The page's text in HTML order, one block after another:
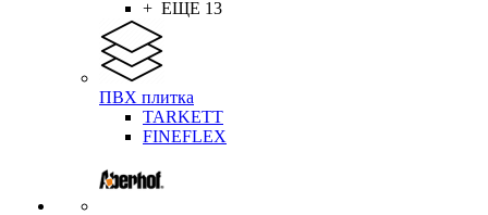
+ ЕЩЕ 13
ПВХ плитка
TARKETT
FINEFLEX